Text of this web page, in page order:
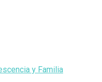
y Familia